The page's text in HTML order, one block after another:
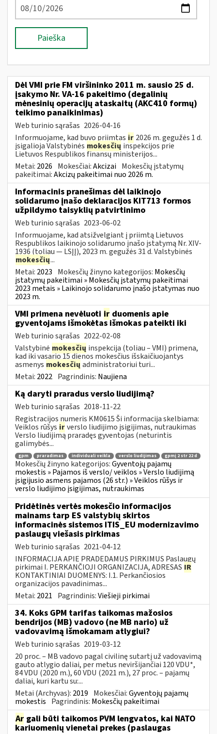
Paieška
Dėl VMI prie FM viršininko 2011 m. sausio 25 d.
įsakymo Nr. VA-16 pakeitimo (degalinių
mėnesinių operacijų ataskaitų (AKC410 formų)
teikimo panaikinimas)
Web turinio sąrašas 2026-04-16
Informuojame, kad buvo priimtas ir 2026 m. gegužės 1 d.
įsigalioja Valstybinės mokesčių inspekcijos prie
Lietuvos Respublikos finansų ministerijos...
Metai: 2026 Mokesčiai:Akcizai Mokesčių įstatymų
pakeitimai:Akcizų pakeitimai nuo 2026 m.
Informacinis pranešimas dėl laikinojo
solidarumo įnašo deklaracijos KIT713 formos
užpildymo taisyklių patvirtinimo
Web turinio sąrašas 2023-06-02
Informuojame, kad atsižvelgiant į priimtą Lietuvos
Respublikos laikinojo solidarumo įnašo įstatymą Nr. XIV-
1936 (toliau — LSĮĮ), 2023 m. gegužės 31 d. Valstybinės
mokesčių...
Metai: 2023 Mokesčių žinyno kategorijos: Mokesčių
įstatymų pakeitimai » Mokesčių įstatymų pakeitimai
2023 metais » Laikinojo solidarumo įnašo įstatymas nuo
2023 m.
VMI primena nevėluoti ir duomenis apie
gyventojams išmokėtas išmokas pateikti iki
Web turinio sąrašas 2022-02-08
Valstybinė mokesčių inspekcija (toliau – VMI) primena,
kad iki vasario 15 dienos mokesčius išskaičiuojantys
asmenys mokesčių administratoriui turi...
Metai: 2022 Pagrindinis: Naujiena
Ką daryti praradus verslo liudijimą?
Web turinio sąrašas 2018-11-22
Registracijos numeris KM0615 Ši informacija skelbiama:
Veiklos rūšys irverslo liudijimo įsigijimas, nutraukimas
Verslo liudijimą praradęs gyventojas (neturintis
galimybės...
gpm praradimas individuali veikla verslo liudijimas gpmį 2 str 22 d
Mokesčių žinyno kategorijos:Gyventojų pajamų
mokestis » Pajamos iš verslo/ veiklos » Verslo liudijimą
įsigijusio asmens pajamos (26 str.) » Veiklos rūšys ir
verslo liudijimo įsigijimas, nutraukimas
Pridėtinės vertės mokesčio informacijos
mainams tarp ES valstybių skirtos
informacinės sistemos ITIS_EU modernizavimo
paslaugų viešasis pirkimas
Web turinio sąrašas 2021-04-12
INFORMACIJA APIE PRADEDAMUS PIRKIMUS Paslaugų
pirkimai I. PERKANČIOJI ORGANIZACIJA, ADRESAS IR
KONTAKTINIAI DUOMENYS: I.1. Perkančiosios
organizacijos pavadinimas...
Metai: 2021 Pagrindinis:Viešieji pirkimai
34. Koks GPM tarifas taikomas mažosios
bendrijos (MB) vadovo (ne MB nario) už
vadovavimą išmokamam atlygiui?
Web turinio sąrašas 2019-03-12
20 proc. – MB vadovo pagal civilinę sutartį už vadovavimą
gauto atlygio daliai, per metus neviršijančiai 120 VDU*,
84 VDU (2020 m.), 60 VDU (2021 m.), 27 proc. – pajamų
daliai, kuri kartu su:...
Metai (Archyvas): 2019 Mokesčiai:Gyventojų pajamų
mokestis Pagrindinis: Mokesčių pakeitimai
Ar gali būti taikomos PVM lengvatos, kai NATO
kariuomenių vienetai prekes (paslaugas